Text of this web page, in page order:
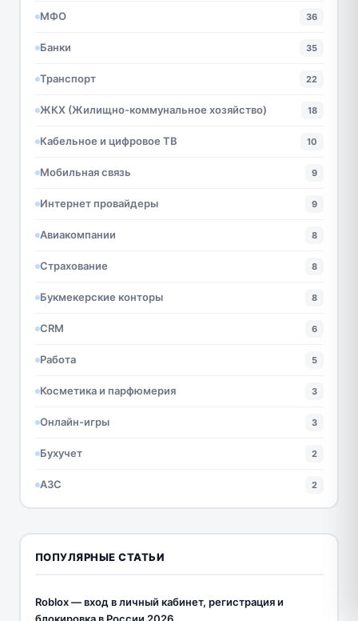
МФО 36
Банки 35
Транспорт 22
ЖКХ (Жилищно-коммунальное хозяйство) 18
Кабельное и цифровое ТВ 10
Мобильная связь 9
Интернет провайдеры 9
Авиакомпании 8
Страхование 8
Букмекерские конторы 8
CRM 6
Работа 5
Косметика и парфюмерия 3
Онлайн-игры 3
Бухучет 2
АЗС 2
ПОПУЛЯРНЫЕ СТАТЬИ
Roblox — вход в личный кабинет, регистрация и